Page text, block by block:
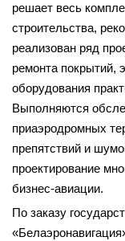
решает весь
строительства,
реализован ряд
ремонта покрытий,
оборудования
Выполняются
приаэродромных
препятствий и
проектирование
бизнес-авиации.
По заказу